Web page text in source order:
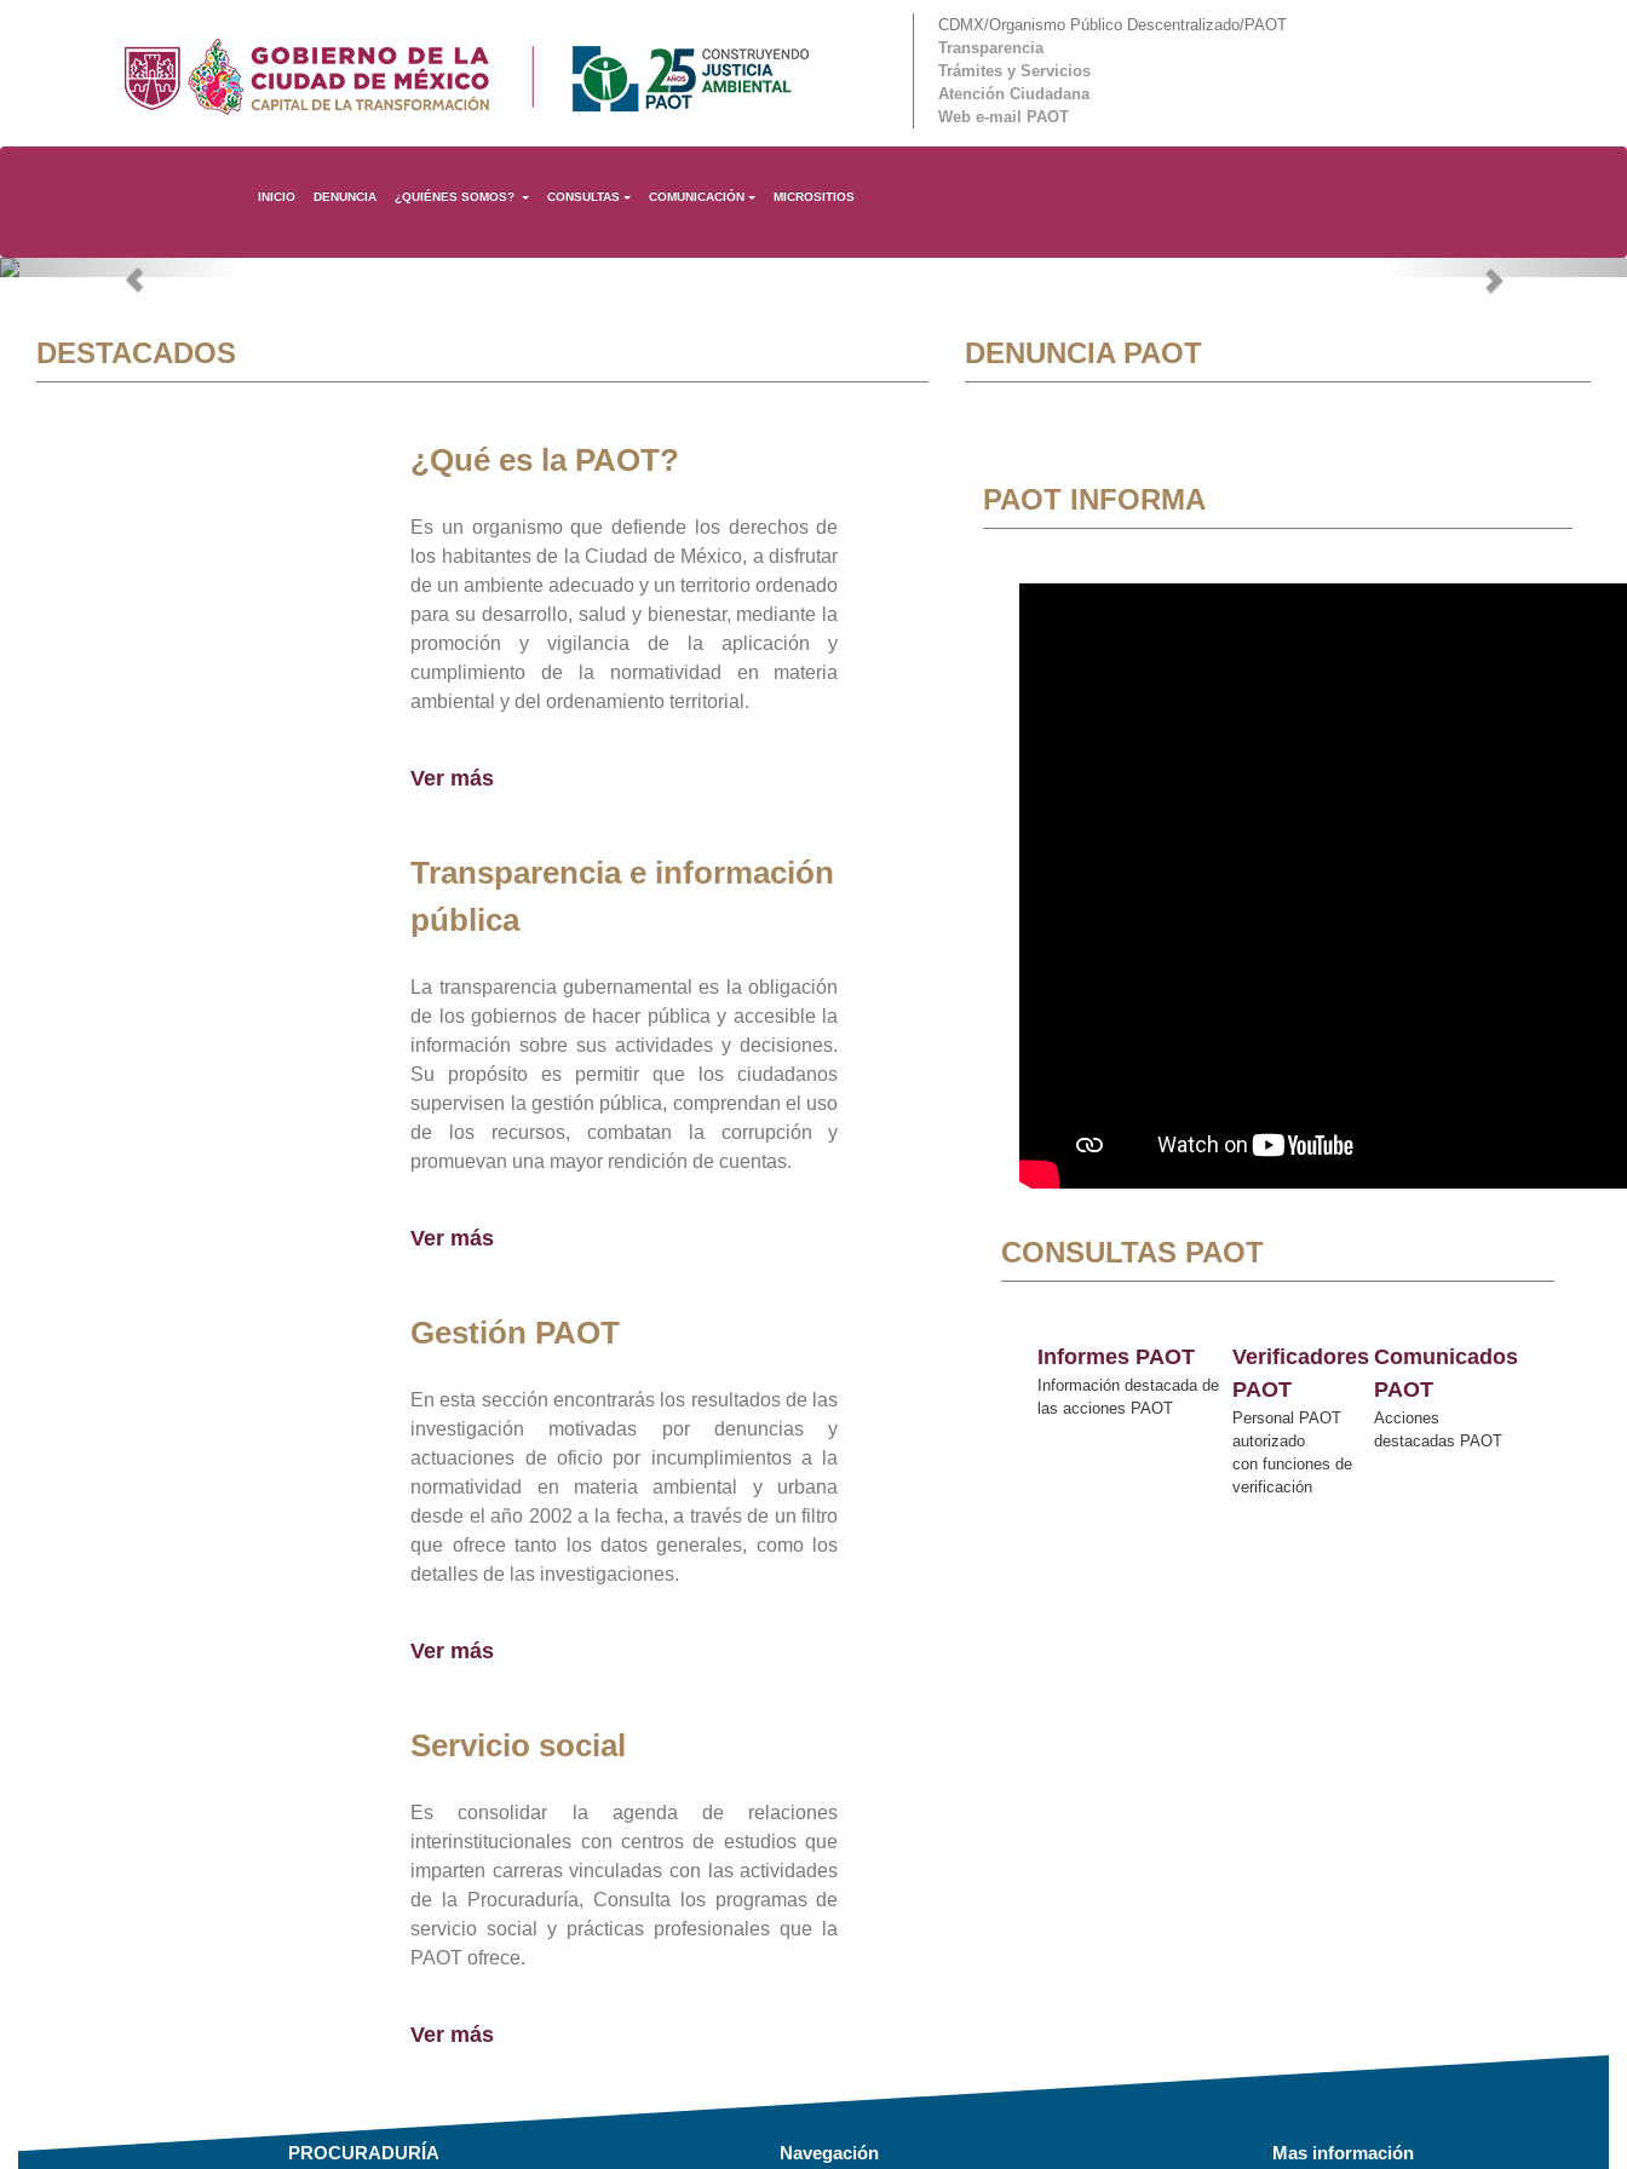
CDMX/Organismo Público Descentralizado/PAOT
Transparencia
Trámites y Servicios
Atención Ciudadana
Web e-mail PAOT
INICIO DENUNCIA ¿QUIÉNES SOMOS? CONSULTAS COMUNICACIÓN MICROSITIOS
Previous Next
DESTACADOS
¿Qué es la PAOT?
Es un organismo que defiende los derechos de
los habitantes de la Ciudad de México, a disfrutar
de un ambiente adecuado y un territorio ordenado
para su desarrollo, salud y bienestar, mediante la
promoción y vigilancia de la aplicación y
cumplimiento de la normatividad en materia
ambiental y del ordenamiento territorial.
Ver más
Transparencia e información
pública
La transparencia gubernamental es la obligación
de los gobiernos de hacer pública y accesible la
información sobre sus actividades y decisiones.
Su propósito es permitir que los ciudadanos
supervisen la gestión pública, comprendan el uso
de los recursos, combatan la corrupción y
promuevan una mayor rendición de cuentas.
Ver más
Gestión PAOT
En esta sección encontrarás los resultados de las
investigación motivadas por denuncias y
actuaciones de oficio por incumplimientos a la
normatividad en materia ambiental y urbana
desde el año 2002 a la fecha, a través de un filtro
que ofrece tanto los datos generales, como los
detalles de las investigaciones.
Ver más
Servicio social
Es consolidar la agenda de relaciones
interinstitucionales con centros de estudios que
imparten carreras vinculadas con las actividades
de la Procuraduría, Consulta los programas de
servicio social y prácticas profesionales que la
PAOT ofrece.
Ver más
DENUNCIA PAOT
PAOT INFORMA
CONSULTAS PAOT
Informes PAOT
Información destacada de
las acciones PAOT
Verificadores
PAOT
Personal PAOT
autorizado
con funciones de
verificación
Comunicados
PAOT
Acciones
destacadas PAOT
PROCURADURÍA Navegación Mas información